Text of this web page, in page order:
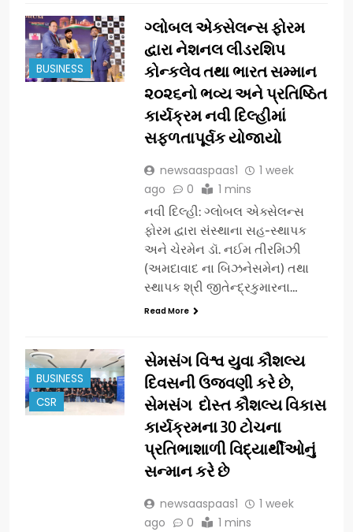
BUSINESS
ગ્લોબલ એક્સેલન્સ ફોરમ
દ્વારા નેશનલ લીડરશિપ
કોન્કલેવ તથા ભારત સમ્માન
૨૦૨૬નો ભવ્ય અને પ્રતિષ્ઠિત
કાર્યક્રમ નવી દિલ્હીમાં
સફળતાપૂર્વક યોજાયો
newsaaspaas1
1 week
ago
0 1 mins
નવી દિલ્હી: ગ્લોબલ એક્સેલન્સ
ફોરમ દ્વારા સંસ્થાના સહ-સ્થાપક
અને ચેરમેન ડૉ. નઈમ તીરમિઝી
(અમદાવાદ ના બિઝનેસમેન) તથા
સ્થાપક શ્રી જીતેન્દ્રકુમારના…
Read More
BUSINESS
CSR
સેમસંગ વિશ્વ યુવા કૌશલ્ય
દિવસની ઉજવણી કરે છે,
સેમસંગ દોસ્ત કૌશલ્ય વિકાસ
કાર્યક્રમના 30 ટોચના
પ્રતિભાશાળી વિદ્યાર્થીઓનું
સન્માન કરે છે
newsaaspaas1
1 week
ago
0 1 mins